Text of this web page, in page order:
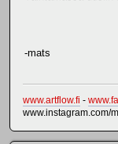
-mats
www.artflow.fi -
www.instagram.com/